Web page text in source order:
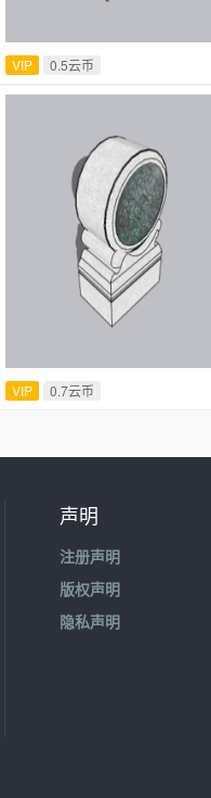
VIP 0.5云币
VIP 0.7云币
声明
注册声明
版权声明
隐私声明